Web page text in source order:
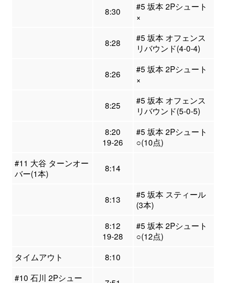
8:30
#5 坂本 2Pシュート
×
8:28
#5 坂本 オフェンス
リバウンド(4-0-4)
8:26
#5 坂本 2Pシュート
×
8:25
#5 坂本 オフェンス
リバウンド(5-0-5)
8:20
19-26
#5 坂本 2Pシュート
○(10点)
#11 大谷 ターンオー
バー(1本)
8:14
8:13
#5 坂本 スティール
(3本)
8:12
19-28
#5 坂本 2Pシュート
○(12点)
タイムアウト
8:10
#10 石川 2Pシュー